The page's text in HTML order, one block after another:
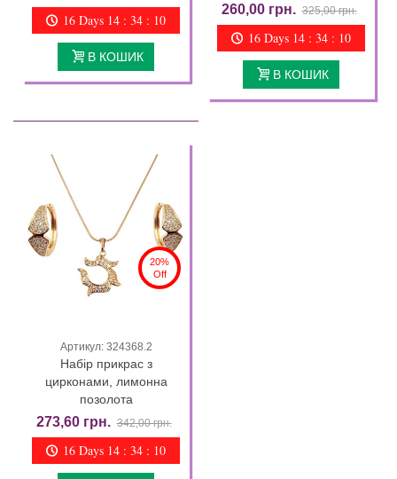
16 Days 14 : 34 : 09
В КОШИК
260,00 грн. 325,00 грн.
16 Days 14 : 34 : 09
В КОШИК
20%
Off
Артикул: 324368.2
Набір прикрас з
цирконами, лимонна
позолота
273,60 грн. 342,00 грн.
16 Days 14 : 34 : 09